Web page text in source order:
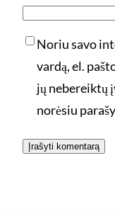
Noriu savo
vardą, el.
jų nebereiktų
norėsiu